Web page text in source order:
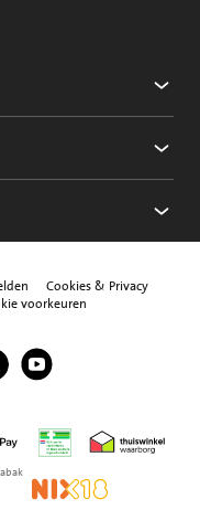
Cookies & Privacy
voorkeuren
Twitter
Jumbo YouTube
Express
Pay Thuiswinkel
NIX18